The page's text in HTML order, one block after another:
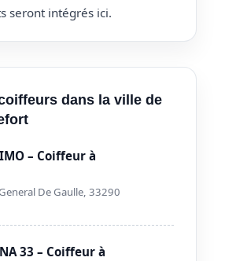
seront intégrés ici.
dans la ville de
– Coiffeur à
De Gaulle, 33290
33 – Coiffeur à